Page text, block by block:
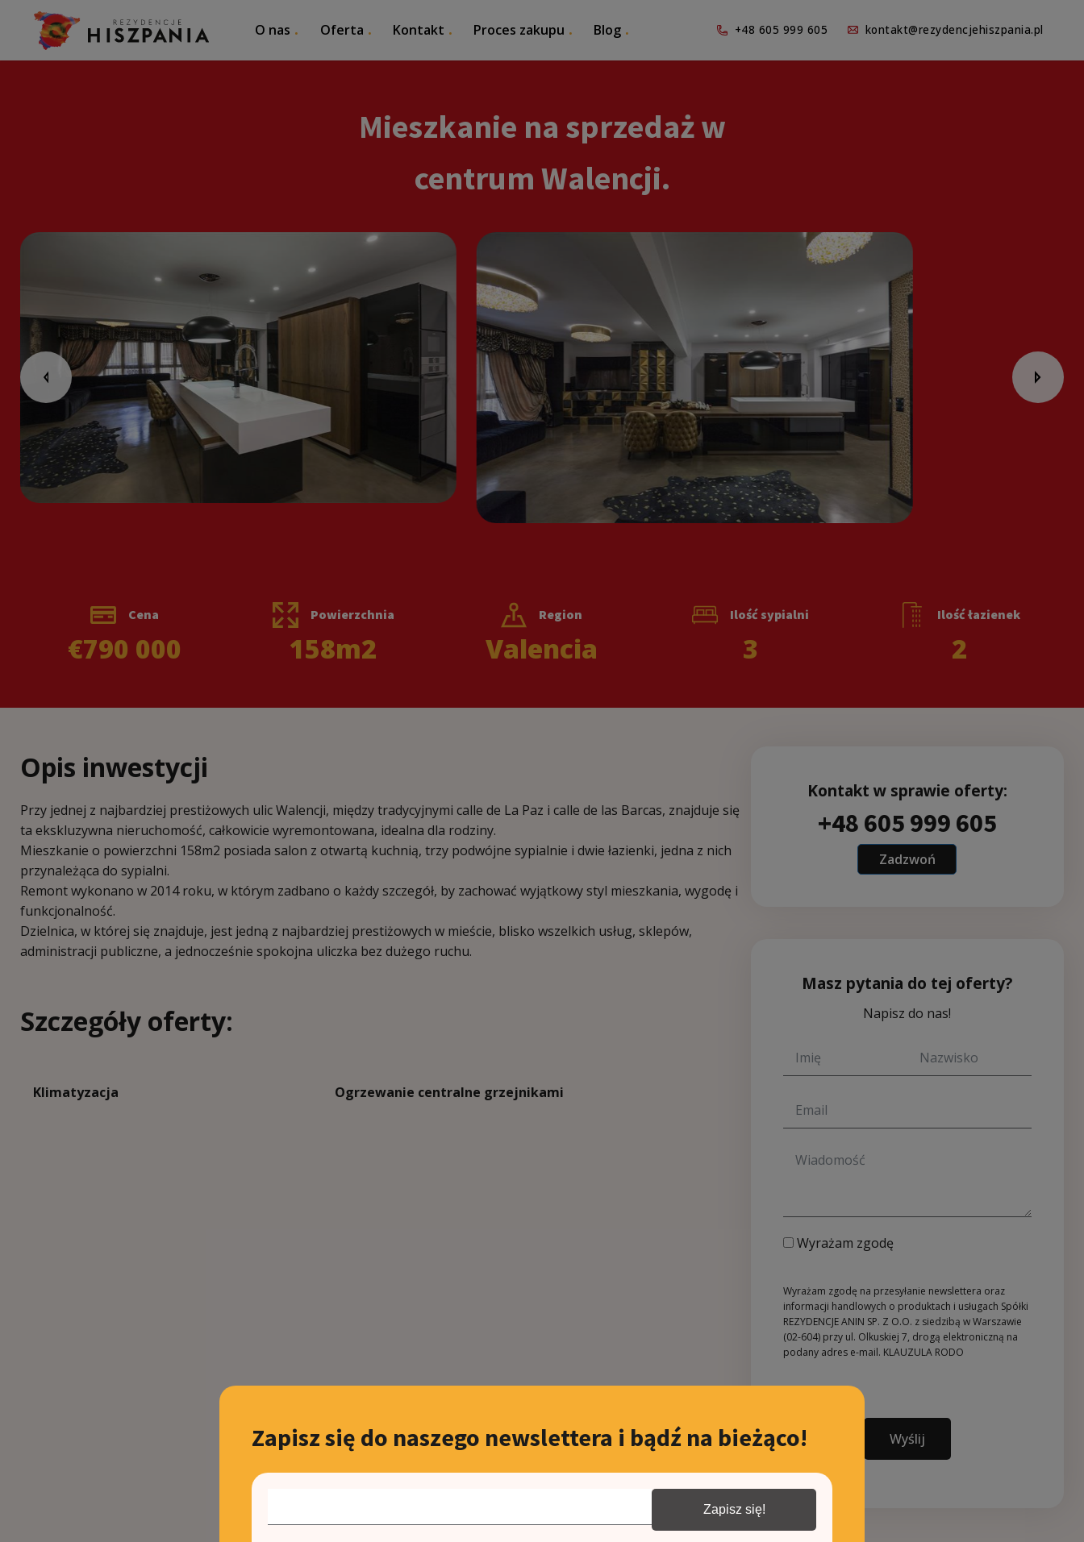
O nas Oferta Kontakt Proces zakupu Blog +48 605 999 605 kontakt@rezydencjehiszpania.pl
Mieszkanie na sprzedaż w
centrum Walencji.
Cena
€790 000
Powierzchnia
158m2
Region
Valencia
Ilość sypialni
3
Ilość łazienek
2
Opis inwestycji
Przy jednej z najbardziej prestiżowych ulic Walencji, między tradycyjnymi calle de La Paz i calle de las Barcas, znajduje się
ta ekskluzywna nieruchomość, całkowicie wyremontowana, idealna dla rodziny.
Mieszkanie o powierzchni 158m2 posiada salon z otwartą kuchnią, trzy podwójne sypialnie i dwie łazienki, jedna z nich
przynależąca do sypialni.
Remont wykonano w 2014 roku, w którym zadbano o każdy szczegół, by zachować wyjątkowy styl mieszkania, wygodę i
funkcjonalność.
Dzielnica, w której się znajduje, jest jedną z najbardziej prestiżowych w mieście, blisko wszelkich usług, sklepów,
administracji publiczne, a jednocześnie spokojna uliczka bez dużego ruchu.
Szczegóły oferty:
Klimatyzacja Ogrzewanie centralne grzejnikami
Kontakt w sprawie oferty:
+48 605 999 605
Zadzwoń
Masz pytania do tej oferty?
Napisz do nas!
Wyrażam zgodę
Wyrażam zgodę na przesyłanie newslettera oraz
informacji handlowych o produktach i usługach Spółki
REZYDENCJE ANIN SP. Z O.O. z siedzibą w Warszawie
(02-604) przy ul. Olkuskiej 7, drogą elektroniczną na
podany adres e-mail. KLAUZULA RODO
Wyślij
Zapisz się do naszego newslettera i bądź na bieżąco!
Zapisz się!